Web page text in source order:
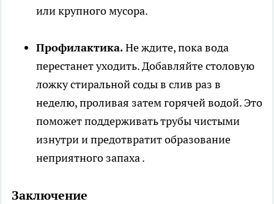
или крупного мусора.
Профилактика.Не ждите, пока вода
перестанет уходить. Добавляйте столовую
ложку стиральной соды в слив раз в
неделю, проливая затем горячей водой. Это
поможет поддерживать трубы чистыми
изнутри и предотвратит образование
неприятного запаха .
Заключение